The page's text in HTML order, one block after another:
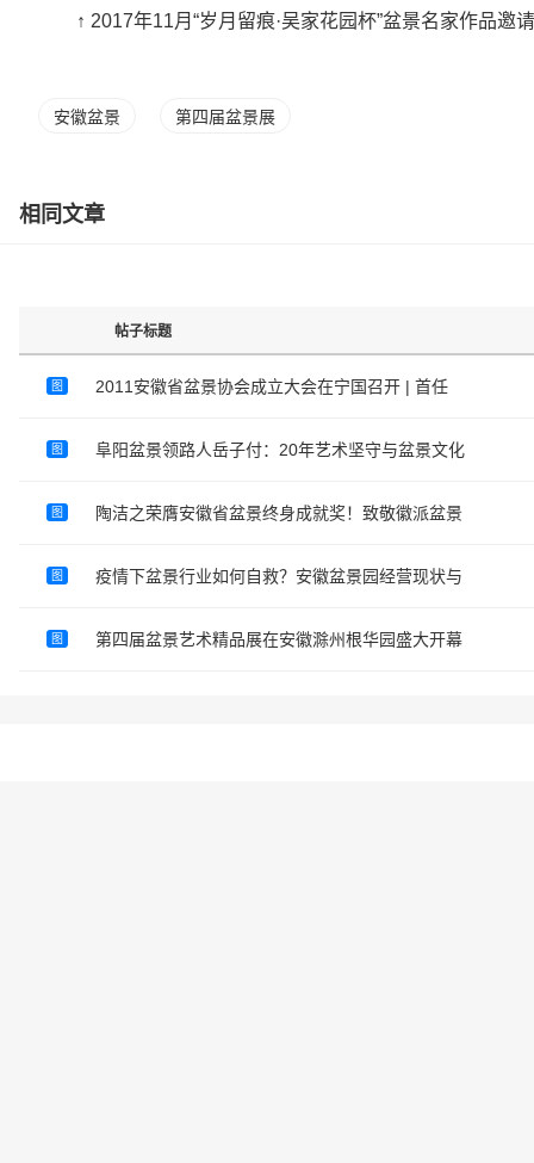
↑ 2017年11月“岁月留痕·吴家花园杯”盆景名家作品
安徽盆景 第四届盆景展
相同文章
帖子标题
图 2011安徽省盆景协会成立大会在宁国召开 | 首任
图 阜阳盆景领路人岳子付：20年艺术坚守与盆景文化
图 陶洁之荣膺安徽省盆景终身成就奖！致敬徽派盆景
图 疫情下盆景行业如何自救？安徽盆景园经营现状与
图 第四届盆景艺术精品展在安徽滁州根华园盛大开幕